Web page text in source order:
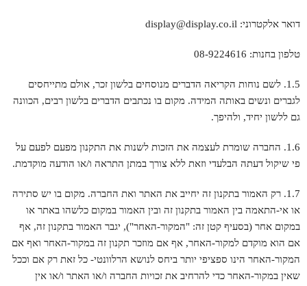
דואר אלקטרוני: display@display.co.il
טלפון בחנות: 08-9224616
1.5. לשם נוחות הקריאה הדברים מנוסחים בלשון זכר, אולם מתייחסים
לגברים ונשים באותה המידה. מקום בו נכתבים הדברים בלשון רבים, הכוונה
גם ללשון יחיד, ולהיפך.
1.6. החברה שומרת לעצמה את הזכות לשנות את התקנון מפעם לפעם על
פי שיקול דעתה הבלעדי וזאת ללא צורך במתן התראה ו/או הודעה מוקדמת.
1.7. רק האמור בתקנון זה יחייב את האתר ואת החברה. מקום בו יש סתירה
או אי-התאמה בין האמור בתקנון זה ובין האמור במקום כלשהו באתר או
במקום אחר (בסעיף קטן זה: "המקור-האחר"), יגבר האמור בתקנון זה, אף
אם הוא מוקדם למקור-האחר, אף אם מוזכר תקנון זה במקור-האחר ואף אם
המקור-האחר הינו ספציפי יותר ביחס לנושא הרלוונטי- כל זאת רק אם וככל
שאין במקור-האחר כדי להרחיב את זכויות החברה ו/או האתר ו/או אין